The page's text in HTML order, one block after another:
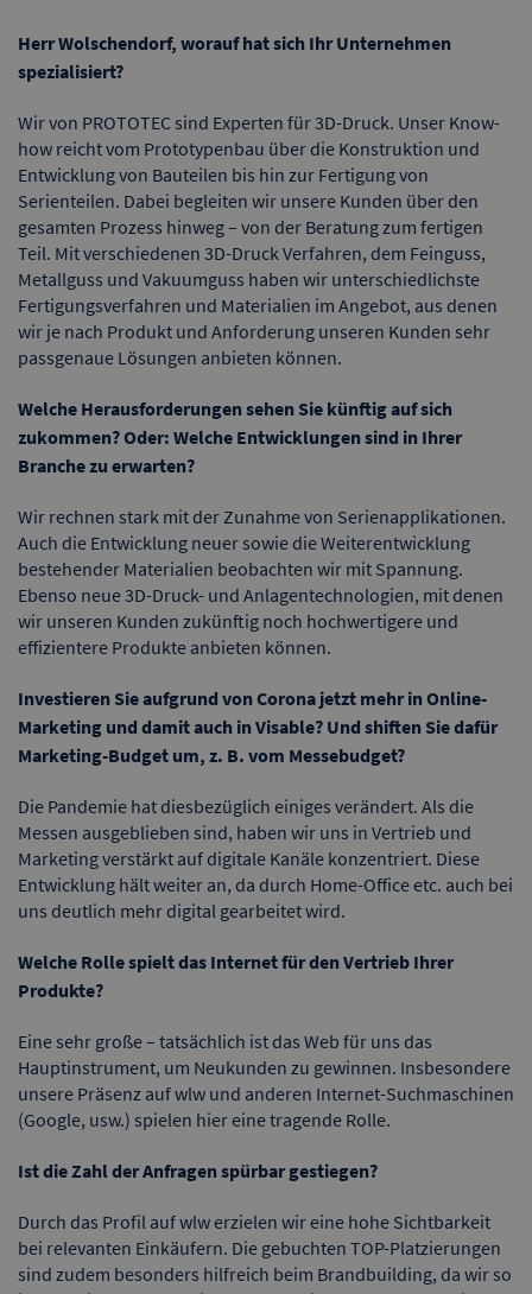
Herr Wolschendorf, worauf hat sich Ihr Unternehmen
spezialisiert?
Wir von PROTOTEC sind Experten für 3D-Druck. Unser Know-
how reicht vom Prototypenbau über die Konstruktion und
Entwicklung von Bauteilen bis hin zur Fertigung von
Serienteilen. Dabei begleiten wir unsere Kunden über den
gesamten Prozess hinweg – von der Beratung zum fertigen
Teil. Mit verschiedenen 3D-Druck Verfahren, dem Feinguss,
Metallguss und Vakuumguss haben wir unterschiedlichste
Fertigungsverfahren und Materialien im Angebot, aus denen
wir je nach Produkt und Anforderung unseren Kunden sehr
passgenaue Lösungen anbieten können.
Welche Herausforderungen sehen Sie künftig auf sich
zukommen? Oder: Welche Entwicklungen sind in Ihrer
Branche zu erwarten?
Wir rechnen stark mit der Zunahme von Serienapplikationen.
Auch die Entwicklung neuer sowie die Weiterentwicklung
bestehender Materialien beobachten wir mit Spannung.
Ebenso neue 3D-Druck- und Anlagentechnologien, mit denen
wir unseren Kunden zukünftig noch hochwertigere und
effizientere Produkte anbieten können.
Investieren Sie aufgrund von Corona jetzt mehr in Online-
Marketing und damit auch in Visable? Und shiften Sie dafür
Marketing-Budget um, z. B. vom Messebudget?
Die Pandemie hat diesbezüglich einiges verändert. Als die
Messen ausgeblieben sind, haben wir uns in Vertrieb und
Marketing verstärkt auf digitale Kanäle konzentriert. Diese
Entwicklung hält weiter an, da durch Home-Office etc. auch bei
uns deutlich mehr digital gearbeitet wird.
Welche Rolle spielt das Internet für den Vertrieb Ihrer
Produkte?
Eine sehr große – tatsächlich ist das Web für uns das
Hauptinstrument, um Neukunden zu gewinnen. Insbesondere
unsere Präsenz auf wlw und anderen Internet-Suchmaschinen
(Google, usw.) spielen hier eine tragende Rolle.
Ist die Zahl der Anfragen spürbar gestiegen?
Durch das Profil auf wlw erzielen wir eine hohe Sichtbarkeit
bei relevanten Einkäufern. Die gebuchten TOP-Platzierungen
sind zudem besonders hilfreich beim Brandbuilding, da wir so